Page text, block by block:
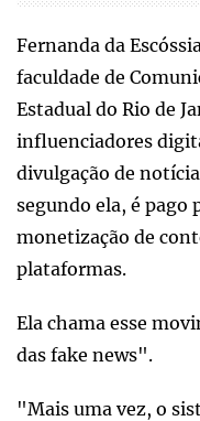
Fernanda da
faculdade de
Estadual do Rio de
influenciadores
divulgação de
segundo ela, é pago
monetização de
plataformas.
Ela chama esse
das fake news".
"Mais uma vez, o